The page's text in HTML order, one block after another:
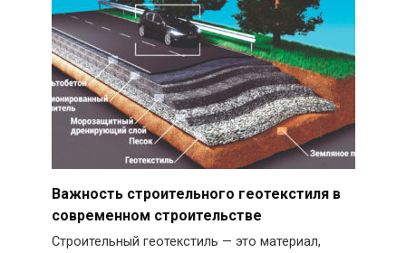
Важность строительного геотекстиля в
современном строительстве
Строительный геотекстиль — это материал,